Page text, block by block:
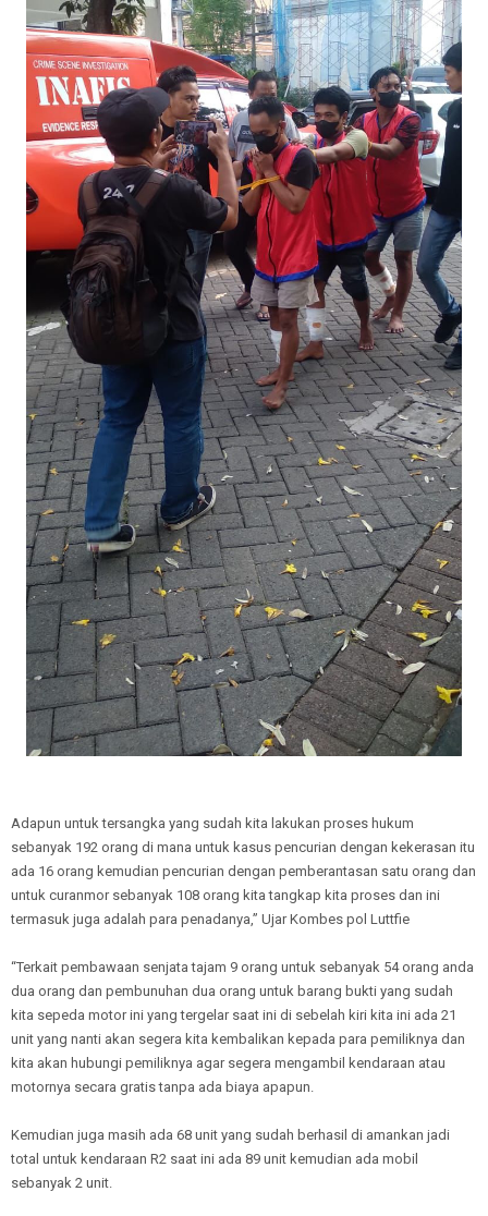
Adapun untuk tersangka yang sudah kita lakukan proses hukum
sebanyak 192 orang di mana untuk kasus pencurian dengan kekerasan itu
ada 16 orang kemudian pencurian dengan pemberantasan satu orang dan
untuk curanmor sebanyak 108 orang kita tangkap kita proses dan ini
termasuk juga adalah para penadanya,” Ujar Kombes pol Luttfie
“Terkait pembawaan senjata tajam 9 orang untuk sebanyak 54 orang anda
dua orang dan pembunuhan dua orang untuk barang bukti yang sudah
kita sepeda motor ini yang tergelar saat ini di sebelah kiri kita ini ada 21
unit yang nanti akan segera kita kembalikan kepada para pemiliknya dan
kita akan hubungi pemiliknya agar segera mengambil kendaraan atau
motornya secara gratis tanpa ada biaya apapun.
Kemudian juga masih ada 68 unit yang sudah berhasil di amankan jadi
total untuk kendaraan R2 saat ini ada 89 unit kemudian ada mobil
sebanyak 2 unit.